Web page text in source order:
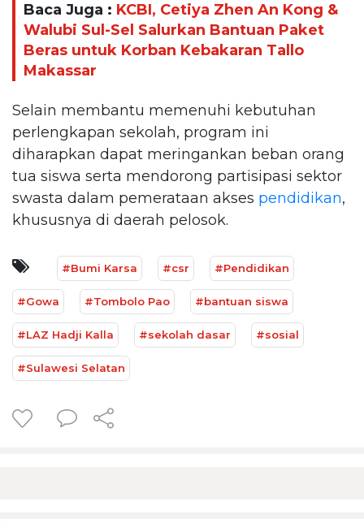
Baca Juga : KCBI, Cetiya Zhen An Kong &
Walubi Sul-Sel Salurkan Bantuan Paket
Beras untuk Korban Kebakaran Tallo
Makassar
Selain membantu memenuhi kebutuhan
perlengkapan sekolah, program ini
diharapkan dapat meringankan beban orang
tua siswa serta mendorong partisipasi sektor
swasta dalam pemerataan akses pendidikan,
khususnya di daerah pelosok.
#Bumi Karsa #csr #Pendidikan
#Gowa #Tombolo Pao #bantuan siswa
#LAZ Hadji Kalla #sekolah dasar #sosial
#Sulawesi Selatan